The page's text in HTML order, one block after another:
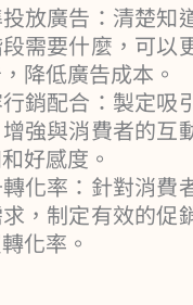
放廣告：清楚知
需要什麼，可以
降低廣告成本。
銷配合：製定吸
強與消費者的互
好感度。
化率：針對消費
，制定有效的促
化率。